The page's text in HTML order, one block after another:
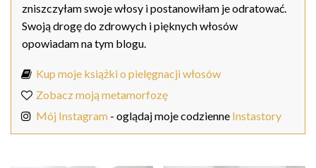
zniszczyłam swoje włosy i postanowiłam je odratować.
Swoją drogę do zdrowych i pięknych włosów
opowiadam na tym blogu.
Kup moje książki o pielęgnacji włosów
Zobacz moją metamorfozę
Mój Instagram - oglądaj moje codzienne Instastory